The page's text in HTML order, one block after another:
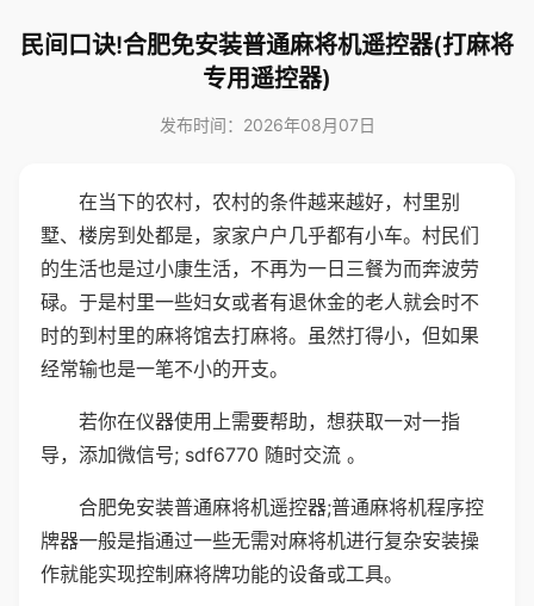
民间口诀!合肥免安装普通麻将机遥控器(打麻将
专用遥控器)
发布时间：2026年08月07日
在当下的农村，农村的条件越来越好，村里别
墅、楼房到处都是，家家户户几乎都有小车。村民们
的生活也是过小康生活，不再为一日三餐为而奔波劳
碌。于是村里一些妇女或者有退休金的老人就会时不
时的到村里的麻将馆去打麻将。虽然打得小，但如果
经常输也是一笔不小的开支。
若你在仪器使用上需要帮助，想获取一对一指
导，添加微信号; sdf6770 随时交流 。
合肥免安装普通麻将机遥控器;普通麻将机程序控
牌器一般是指通过一些无需对麻将机进行复杂安装操
作就能实现控制麻将牌功能的设备或工具。